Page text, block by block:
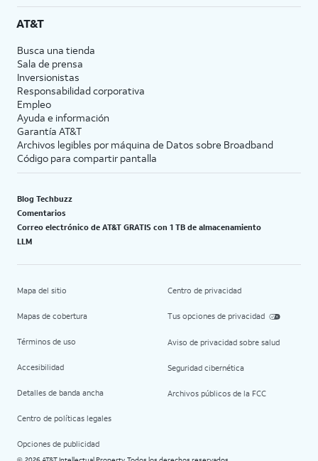
AT&T
Busca una tienda
Sala de prensa
Inversionistas
Responsabilidad corporativa
Empleo
Ayuda e información
Garantía AT&T
Archivos legibles por máquina de Datos sobre Broadband
Código para compartir pantalla
Blog Techbuzz
Comentarios
Correo electrónico de AT&T GRATIS con 1 TB de almacenamiento
LLM
Mapa del sitio
Mapas de cobertura
Términos de uso
Accesibilidad
Detalles de banda ancha
Centro de políticas legales
Opciones de publicidad
Centro de privacidad
Tus opciones de privacidad
Aviso de privacidad sobre salud
Seguridad cibernética
Archivos públicos de la FCC